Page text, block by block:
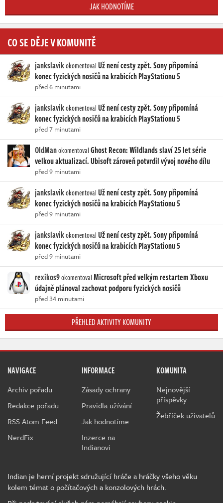
JAK HODNOTÍME
CO SE DĚJE V KOMUNITĚ
jankslavikokomentovalUž není cesty zpět. Sony připomíná
konec fyzických nosičů na krabicích PlayStationu 5
před 6 minutami
jankslavikokomentovalUž není cesty zpět. Sony připomíná
konec fyzických nosičů na krabicích PlayStationu 5
před 7 minutami
OldManokomentovalGhost Recon: Wildlands slaví 25 let série
velkou aktualizací. Ubisoft zároveň potvrdil vývoj nového dílu
před 9 minutami
jankslavikokomentovalUž není cesty zpět. Sony připomíná
konec fyzických nosičů na krabicích PlayStationu 5
před 9 minutami
jankslavikokomentovalUž není cesty zpět. Sony připomíná
konec fyzických nosičů na krabicích PlayStationu 5
před 9 minutami
rexikos9okomentovalMicrosoft před velkým restartem Xboxu
údajně plánoval zachovat podporu fyzických nosičů
před 34 minutami
PŘEHLED AKTIVITY KOMUNITY
NAVIGACE
Archiv pořadu
Redakce pořadu
RSS Atom Feed
NerdFix
INFORMACE
Zásady ochrany
Pravidla užívání
Jak hodnotíme
Inzerce na
Indianovi
KOMUNITA
Nejnovější
příspěvky
Žebříček uživatelů
Indian je herní projekt sdružující hráče a hráčky všeho věku
kolem témat o počítačových a konzolových hrách.